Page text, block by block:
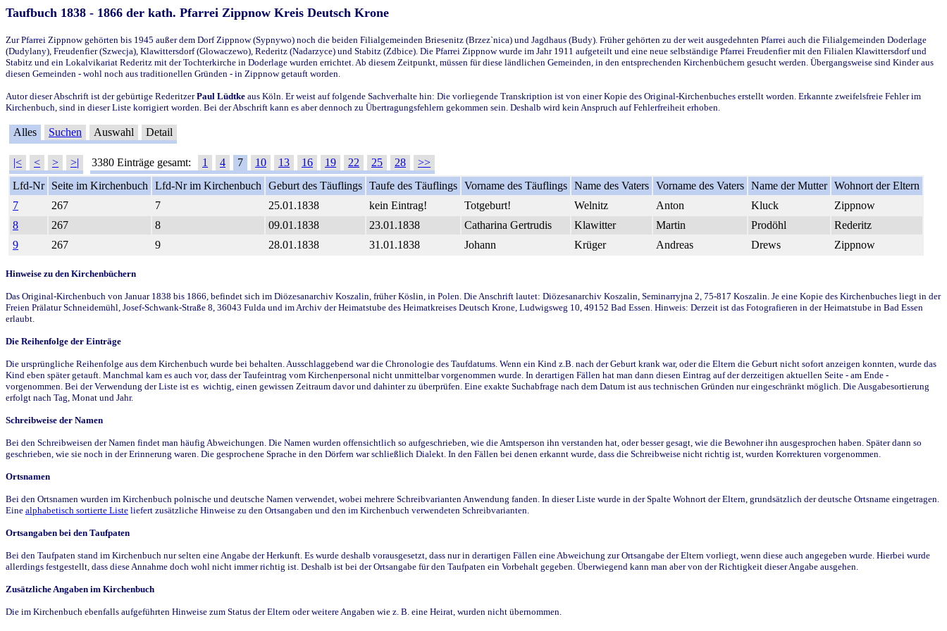
Taufbuch 1838 - 1866 der kath. Pfarrei Zippnow Kreis Deutsch Krone
Zur Pfarrei Zippnow gehörten bis 1945 außer dem Dorf Zippnow (Sypnywo) noch die beiden Filialgemeinden Briesenitz (Brzez`nica) und Jagdhaus (Budy). Früher gehörten zu der weit ausgedehnten Pfarrei auch die Filialgemeinden Doderlage
(Dudylany), Freudenfier (Szwecja), Klawittersdorf (Glowaczewo), Rederitz (Nadarzyce) und Stabitz (Zdbice). Die Pfarrei Zippnow wurde im Jahr 1911 aufgeteilt und eine neue selbständige Pfarrei Freudenfier mit den Filialen Klawittersdorf und
Stabitz und ein Lokalvikariat Rederitz mit der Tochterkirche in Doderlage wurden errichtet. Ab diesem Zeitpunkt, müssen für diese ländlichen Gemeinden, in den entsprechenden Kirchenbüchern gesucht werden. Übergangsweise sind Kinder aus
diesen Gemeinden - wohl noch aus traditionellen Gründen - in Zippnow getauft worden.
Autor dieser Abschrift ist der gebürtige RederitzerPaul Lüdtke aus Köln. Er weist auf folgende Sachverhalte hin: Die vorliegende Transkription ist von einer Kopie des Original-Kirchenbuches erstellt worden. Erkannte zweifelsfreie Fehler im
Kirchenbuch, sind in dieser Liste korrigiert worden. Bei der Abschrift kann es aber dennoch zu Übertragungsfehlern gekommen sein. Deshalb wird kein Anspruch auf Fehlerfreiheit erhoben.
Alles Suchen Auswahl Detail
|< < > >| 3380 Einträge gesamt: 1 4 7 10 13 16 19 22 25 28
>>
Lfd-Nr
Seite im Kirchenbuch Lfd-Nr im Kirchenbuch Geburt des Täuflings Taufe des Täuflings Vorname des Täuflings Name des Vaters Vorname des Vaters Name der Mutter Wohnort der Eltern
7
267 7 25.01.1838 kein Eintrag! Totgeburt! Welnitz Anton Kluck
Zippnow
8
267 8 09.01.1838 23.01.1838 Catharina Gertrudis Klawitter Martin Prodöhl
Rederitz
9
267 9 28.01.1838 31.01.1838 Johann Krüger Andreas Drews Zippnow
Hinweise zu den Kirchenbüchern
Das Original-Kirchenbuch von Januar 1838 bis 1866, befindet sich im Diözesanarchiv Koszalin, früher Köslin, in Polen. Die Anschrift lautet: Diözesanarchiv Koszalin, Seminarryjna 2, 75-817 Koszalin. Je eine Kopie des Kirchenbuches liegt in der
Freien Prälatur Schneidemühl, Josef-Schwank-Straße 8, 36043 Fulda und im Archiv der Heimatstube des Heimatkreises Deutsch Krone, Ludwigsweg 10, 49152 Bad Essen. Hinweis: Derzeit ist das Fotografieren in der Heimatstube in Bad Essen
erlaubt.
Die Reihenfolge der Einträge
Die ursprüngliche Reihenfolge aus dem Kirchenbuch wurde bei behalten. Ausschlaggebend war die Chronologie des Taufdatums. Wenn ein Kind z.B. nach der Geburt krank war, oder die Eltern die Geburt nicht sofort anzeigen konnten, wurde das
Kind eben später getauft. Manchmal kam es auch vor, dass der Taufeintrag vom Kirchenpersonal nicht unmittelbar vorgenommen wurde. In derartigen Fällen hat man dann diesen Eintrag auf der derzeitigen aktuellen Seite - am Ende -
vorgenommen. Bei der Verwendung der Liste ist es wichtig, einen gewissen Zeitraum davor und dahinter zu überprüfen. Eine exakte Suchabfrage nach dem Datum ist aus technischen Gründen nur eingeschränkt möglich. Die Ausgabesortierung
erfolgt nach Tag, Monat und Jahr.
Schreibweise der Namen
Bei den Schreibweisen der Namen findet man häufig Abweichungen. Die Namen wurden offensichtlich so aufgeschrieben, wie die Amtsperson ihn verstanden hat, oder besser gesagt, wie die Bewohner ihn ausgesprochen haben. Später dann so
geschrieben, wie sie noch in der Erinnerung waren. Die gesprochene Sprache in den Dörfern war schließlich Dialekt. In den Fällen bei denen erkannt wurde, dass die Schreibweise nicht richtig ist, wurden Korrekturen vorgenommen.
Ortsnamen
Bei den Ortsnamen wurden im Kirchenbuch polnische und deutsche Namen verwendet, wobei mehrere Schreibvarianten Anwendung fanden. In dieser Liste wurde in der Spalte Wohnort der Eltern, grundsätzlich der deutsche Ortsname eingetragen.
Eine alphabetisch sortierte Liste liefert zusätzliche Hinweise zu den Ortsangaben und den im Kirchenbuch verwendeten Schreibvarianten.
Ortsangaben bei den Taufpaten
Bei den Taufpaten stand im Kirchenbuch nur selten eine Angabe der Herkunft. Es wurde deshalb vorausgesetzt, dass nur in derartigen Fällen eine Abweichung zur Ortsangabe der Eltern vorliegt, wenn diese auch angegeben wurde. Hierbei wurde
allerdings festgestellt, dass diese Annahme doch wohl nicht immer richtig ist. Deshalb ist bei der Ortsangabe für den Taufpaten ein Vorbehalt gegeben. Überwiegend kann man aber von der Richtigkeit dieser Angabe ausgehen.
Zusätzliche Angaben im Kirchenbuch
Die im Kirchenbuch ebenfalls aufgeführten Hinweise zum Status der Eltern oder weitere Angaben wie z. B. eine Heirat, wurden nicht übernommen.